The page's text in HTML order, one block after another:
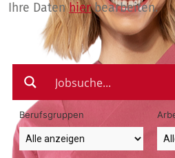
Ihre Datenhierbearbeiten.
Berufsgruppen